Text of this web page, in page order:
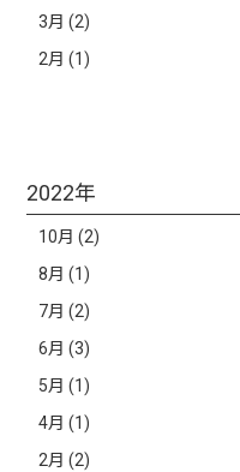
3月 (2)
2月 (1)
2022年
10月 (2)
8月 (1)
7月 (2)
6月 (3)
5月 (1)
4月 (1)
2月 (2)